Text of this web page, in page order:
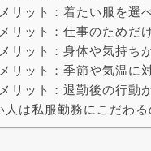
リット：着たい服を選
リット：仕事のためだ
リット：身体や気持ち
リット：季節や気温に
リット：退勤後の行動
人は私服勤務にこだわ